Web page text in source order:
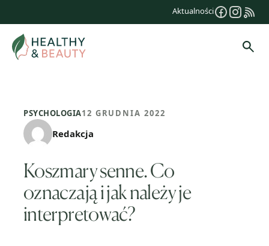
treści
Aktualności
PSYCHOLOGIA12 GRUDNIA 2022
Redakcja
Koszmary senne. Co
oznaczają i jak należy je
interpretować?